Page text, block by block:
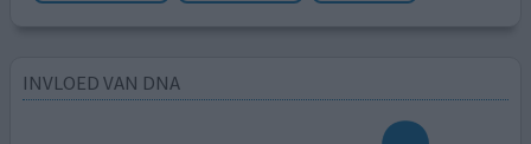
INVLOED VAN DNA